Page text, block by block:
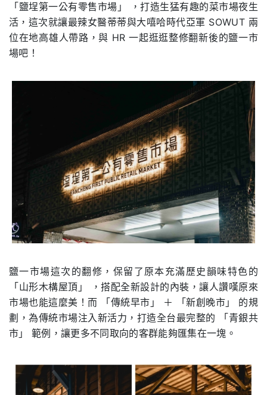
「鹽埕第一公有零售市場」 ，打造生猛有趣的菜市場夜生
活，這次就讓最辣女醫蒂蒂與大嘻哈時代亞軍 SOWUT 兩
位在地高雄人帶路，與 HR 一起逛逛整修翻新後的鹽一市
場吧！
鹽一市場這次的翻修，保留了原本充滿歷史韻味特色的
「山形木構屋頂」 ，搭配全新設計的內裝，讓人讚嘆原來
市場也能這麼美！而 「傳統早市」 ＋ 「新創晚市」 的規
劃，為傳統市場注入新活力，打造全台最完整的 「青銀共
市」 範例，讓更多不同取向的客群能夠匯集在一塊。